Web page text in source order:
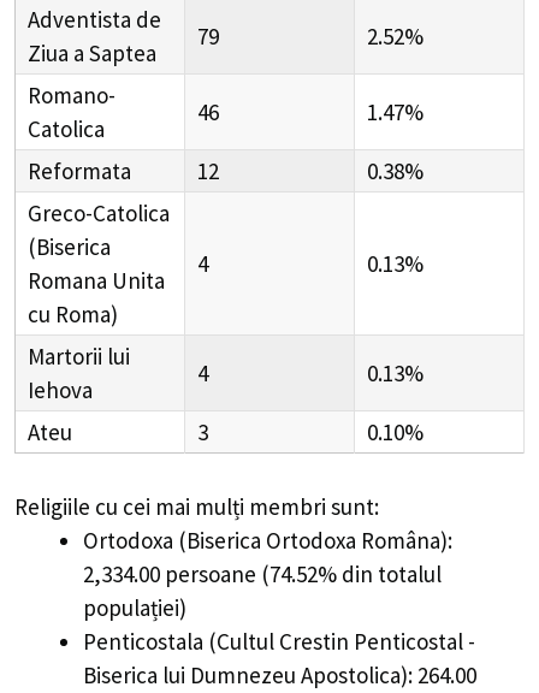
Adventista de
Ziua a Saptea
79 2.52%
Romano-
Catolica
46 1.47%
Reformata 12
0.38%
Greco-Catolica
(Biserica
Romana Unita
cu Roma)
4 0.13%
Martorii lui
Iehova
4 0.13%
Ateu 3 0.10%
Religiile cu cei mai mulți membri sunt:
Ortodoxa (Biserica Ortodoxa Româna):
2,334.00 persoane (74.52% din totalul
populației)
Penticostala (Cultul Crestin Penticostal -
Biserica lui Dumnezeu Apostolica): 264.00